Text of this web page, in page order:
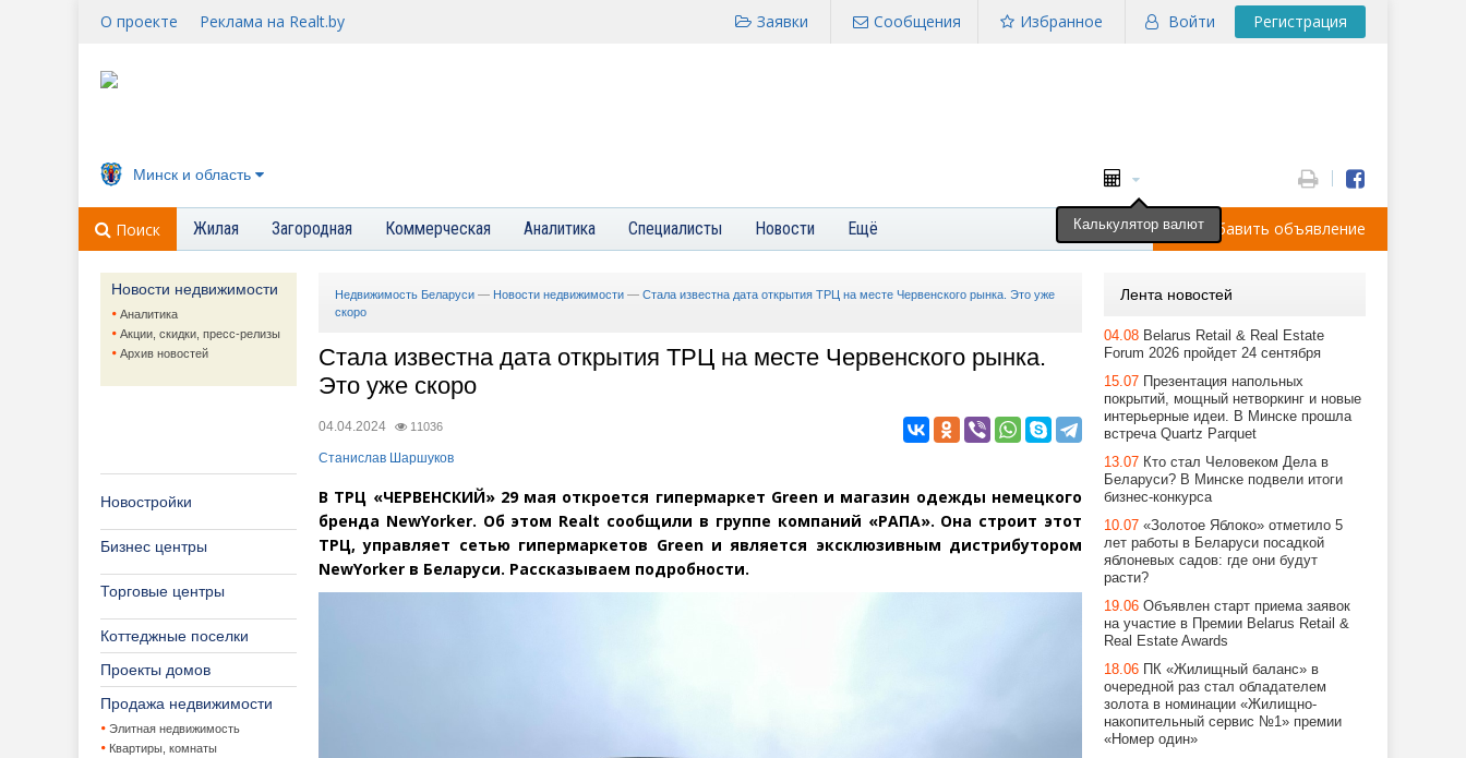
О проекте Реклама на Realt.by Войти Регистрация
Избранное
Сообщения
Заявки
Минск и область
Поиск Жилая Загородная Коммерческая Аналитика Специалисты Новости Ещё Добавить объявление
Новости недвижимости
Аналитика
Акции, скидки, пресс-релизы
Архив новостей
Новостройки
Бизнес центры
Торговые центры
Коттеджные поселки
Проекты домов
Продажа недвижимости
Элитная недвижимость
Квартиры, комнаты
Недвижимость Беларуси — Новости недвижимости — Стала известна дата открытия ТРЦ на месте Червенского рынка. Это уже
скоро
Стала известна дата открытия ТРЦ на месте Червенского рынка.
Это уже скоро
04.04.2024 11036
Станислав Шаршуков
В ТРЦ «ЧЕРВЕНСКИЙ» 29 мая откроется гипермаркет Green и магазин одежды немецкого
бренда NewYorker. Об этом Realt сообщили в группе компаний «РАПА». Она строит этот
ТРЦ, управляет сетью гипермаркетов Green и является эксклюзивным дистрибутором
NewYorker в Беларуси. Рассказываем подробности.
Лента новостей
04.08 Belarus Retail & Real Estate
Forum 2026 пройдет 24 сентября
15.07 Презентация напольных
покрытий, мощный нетворкинг и новые
интерьерные идеи. В Минске прошла
встреча Quartz Parquet
13.07 Кто стал Человеком Дела в
Беларуси? В Минске подвели итоги
бизнес-конкурса
10.07 «Золотое Яблоко» отметило 5
лет работы в Беларуси посадкой
яблоневых садов: где они будут
расти?
19.06 Объявлен старт приема заявок
на участие в Премии Belarus Retail &
Real Estate Awards
18.06 ПК «Жилищный баланс» в
очередной раз стал обладателем
золота в номинации «Жилищно-
накопительный сервис №1» премии
«Номер один»
Калькулятор валют